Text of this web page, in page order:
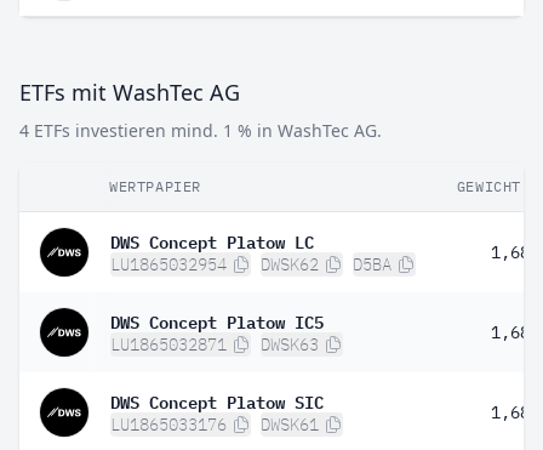
ETFs mit WashTec AG
4 ETFs investieren mind. 1 % in WashTec AG.
WERTPAPIER GEWICHT
DWS Concept Platow LC
LU1865032954 DWSK62 D5BA
1,68
DWS Concept Platow IC5
LU1865032871 DWSK63
1,68
DWS Concept Platow SIC
LU1865033176 DWSK61
1,68